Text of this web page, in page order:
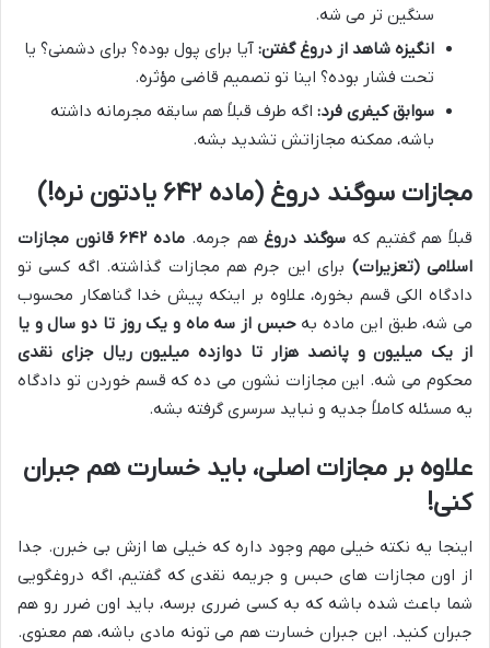
سنگین تر می شه.
انگیزه شاهد از دروغ گفتن: آیا برای پول بوده؟ برای دشمنی؟ یا
تحت فشار بوده؟ اینا تو تصمیم قاضی مؤثره.
سوابق کیفری فرد: اگه طرف قبلاً هم سابقه مجرمانه داشته
باشه، ممکنه مجازاتش تشدید بشه.
مجازات سوگند دروغ (ماده ۶۴۲ یادتون نره!)
قبلاً هم گفتیم که سوگند دروغهم جرمه.
ماده ۶۴۲ قانون مجازات
اسلامی (تعزیرات) برای این جرم هم مجازات گذاشته. اگه کسی تو
دادگاه الکی قسم بخوره، علاوه بر اینکه پیش خدا گناهکار محسوب
می شه، طبق این ماده بهحبس از سه ماه و یک روز تا دو سال و یا
از یک میلیون و پانصد هزار تا دوازده میلیون ریال جزای نقدی
محکوم می شه. این مجازات نشون می ده که قسم خوردن تو دادگاه
یه مسئله کاملاً جدیه و نباید سرسری گرفته بشه.
علاوه بر مجازات اصلی، باید خسارت هم جبران
کنی!
اینجا یه نکته خیلی مهم وجود داره که خیلی ها ازش بی خبرن. جدا
از اون مجازات های حبس و جریمه نقدی که گفتیم، اگه دروغگویی
شما باعث شده باشه که به کسی ضرری برسه، باید اون ضرر رو هم
جبران کنید. این جبران خسارت هم می تونه مادی باشه، هم معنوی.